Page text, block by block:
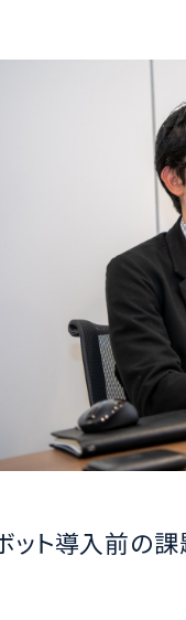
ット導入前の